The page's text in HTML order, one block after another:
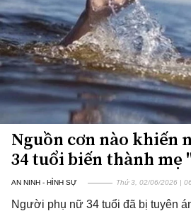
Nguồn cơn nào khiến
34 tuổi biến thành mẹ
AN NINH - HÌNH SỰ Thứ 3, 02/06/2026 |
Người phụ nữ 34 tuổi đã bị tuyên